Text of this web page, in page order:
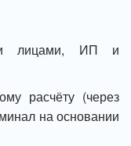
лицами, ИП и
расчёту (через
на основании